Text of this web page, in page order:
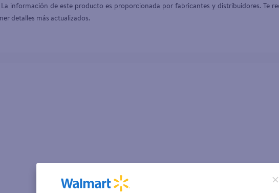
información de este producto es proporcionada por fabricantes y distribuidores. Te
detalles más actualizados.